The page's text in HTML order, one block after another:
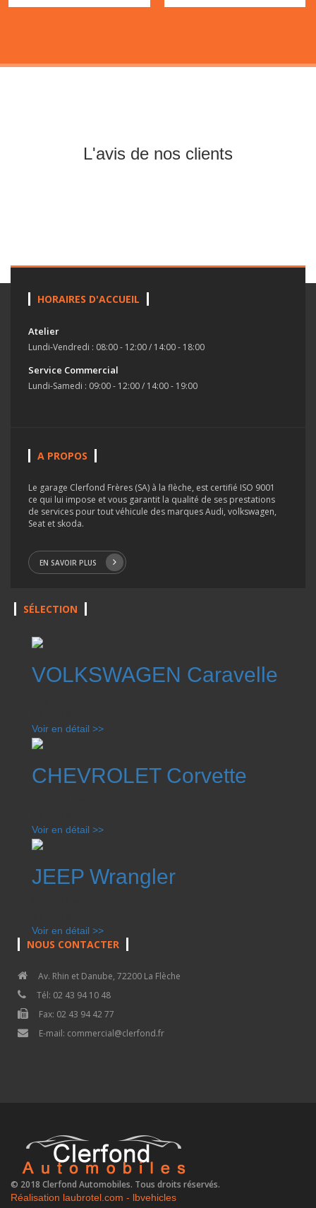
L'avis de nos clients
HORAIRES D'ACCUEIL
Atelier
Lundi-Vendredi : 08:00 - 12:00 / 14:00 - 18:00
Service Commercial
Lundi-Samedi : 09:00 - 12:00 / 14:00 - 19:00
A PROPOS
Le garage Clerfond Frères (SA) à la flèche, est certifié ISO 9001
ce qui lui impose et vous garantit la qualité de ses prestations
de services pour tout véhicule des marques Audi, volkswagen,
Seat et skoda.
EN SAVOIR PLUS
SÉLECTION
VOLKSWAGEN Caravelle
Voir en détail >>
CHEVROLET Corvette
Voir en détail >>
JEEP Wrangler
Voir en détail >>
NOUS CONTACTER
Av. Rhin et Danube, 72200 La Flèche
Tél: 02 43 94 10 48
Fax: 02 43 94 42 77
E-mail: commercial@clerfond.fr
© 2018 Clerfond Automobiles. Tous droits réservés.
Réalisation laubrotel.com - lbvehicles